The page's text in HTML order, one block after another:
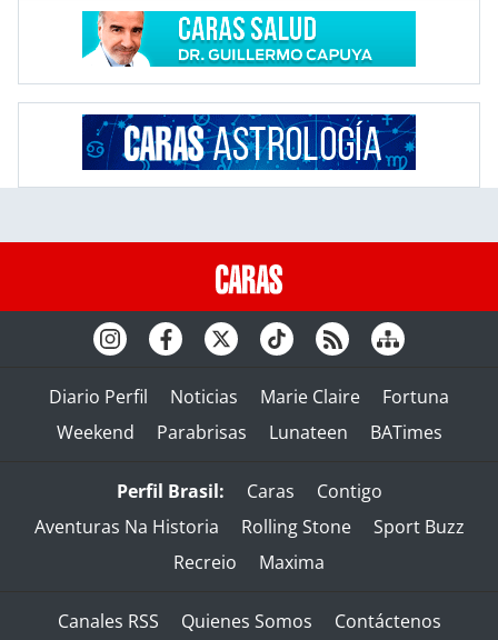
Diario Perfil Noticias Marie Claire
Fortuna
Weekend
Parabrisas Lunateen BATimes
Perfil Brasil: Caras
Contigo
Aventuras Na Historia
Rolling Stone
Sport Buzz
Recreio
Maxima
Canales RSS Quienes Somos Contáctenos